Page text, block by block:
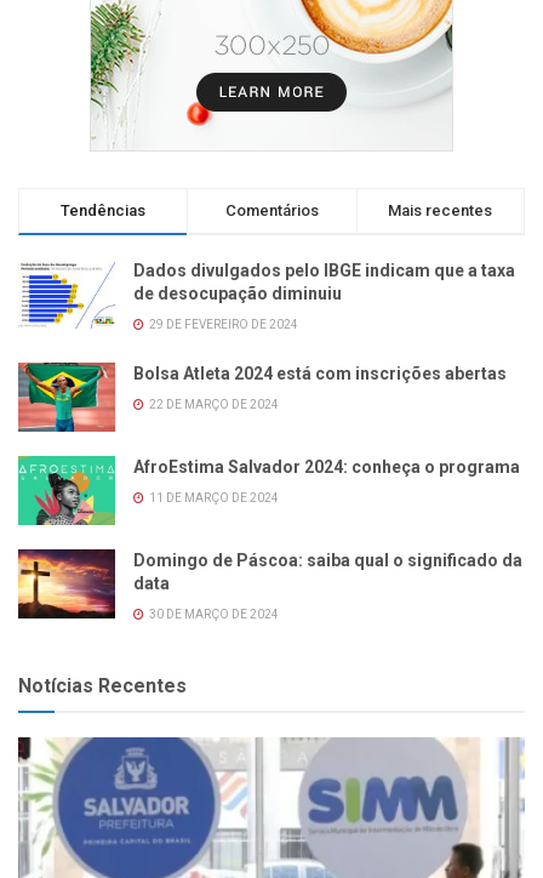
Tendências Comentários Mais recentes
Dados divulgados pelo IBGE indicam que a taxa
de desocupação diminuiu
29 DE FEVEREIRO DE 2024
Bolsa Atleta 2024 está com inscrições abertas
22 DE MARÇO DE 2024
AfroEstima Salvador 2024: conheça o programa
11 DE MARÇO DE 2024
Domingo de Páscoa: saiba qual o significado da
data
30 DE MARÇO DE 2024
Notícias Recentes